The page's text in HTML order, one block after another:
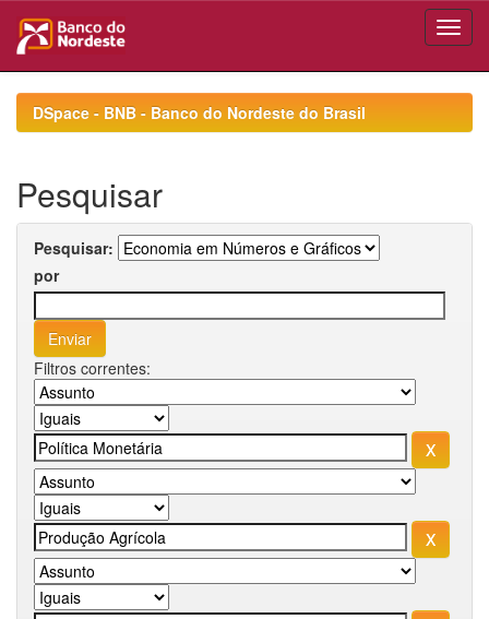
navigationDSpace - BNB - Banco do Nordeste do Brasil
Pesquisar
Pesquisar:
por
Filtros correntes: